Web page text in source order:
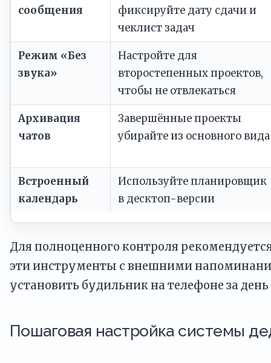
сообщения
фиксируйте дату сдачи и
чеклист задач
Режим «Без
звука»
Настройте для
второстепенных проектов,
чтобы не отвлекаться
Архивация
чатов
Завершённые проекты
убирайте из основного вида
Встроенный
календарь
Используйте планировщик
в десктоп-версии
Для полноценного контроля
эти инструменты с внешними
установить будильник на телефоне за
Пошаговая настройка системы